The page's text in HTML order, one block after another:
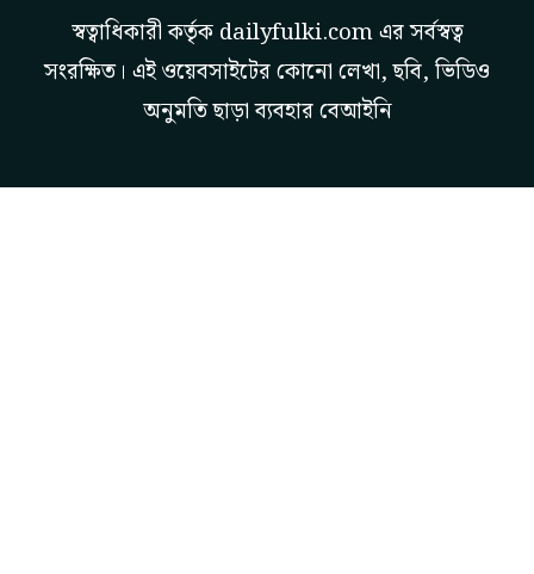
স্বত্বাধিকারী কর্তৃক dailyfulki.comএর সর্বস্বত্ব
সংরক্ষিত। এই ওয়েবসাইটের কোনো লেখা, ছবি, ভিডিও
অনুমতি ছাড়া ব্যবহার বেআইনি